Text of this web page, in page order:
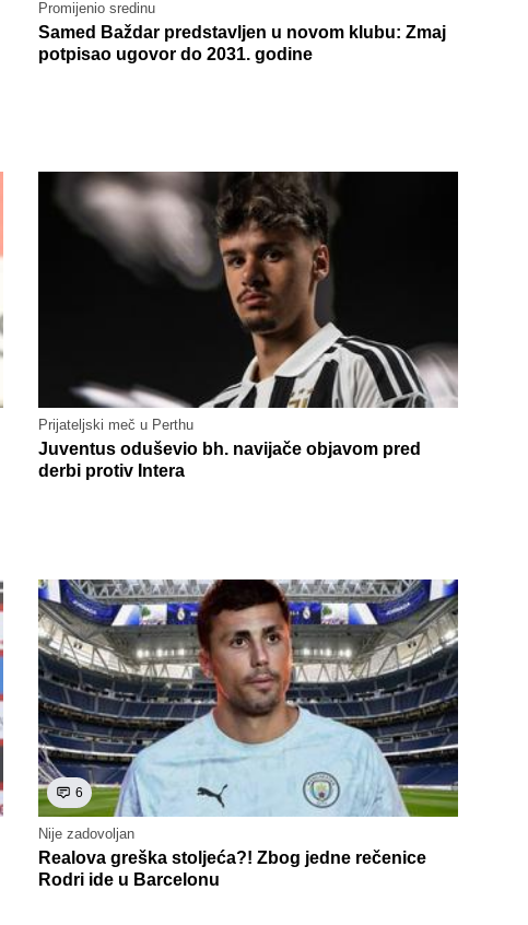
Promijenio sredinu
Samed Baždar predstavljen u novom klubu: Zmaj
potpisao ugovor do 2031. godine
Prijateljski meč u Perthu
Juventus oduševio bh. navijače objavom pred
derbi protiv Intera
6
Nije zadovoljan
Realova greška stoljeća?! Zbog jedne rečenice
Rodri ide u Barcelonu